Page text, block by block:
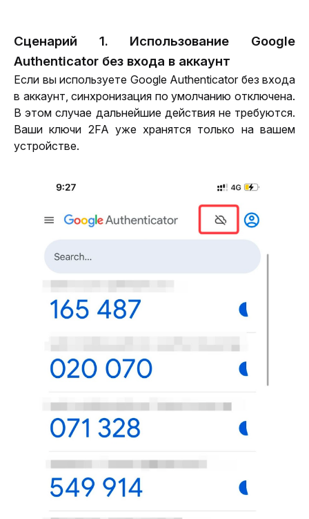
Сценарий 1. Использование Google
Authenticator без входа в аккаунт
Если вы используете Google Authenticator без входа
в аккаунт, синхронизация по умолчанию отключена.
В этом случае дальнейшие действия не требуются.
Ваши ключи 2FA уже хранятся только на вашем
устройстве.